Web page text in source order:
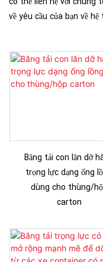
về yêu cầu của bạn về
Băng tải con lăn dỡ
trọng lực dạng ống
dùng cho thùng/
carton